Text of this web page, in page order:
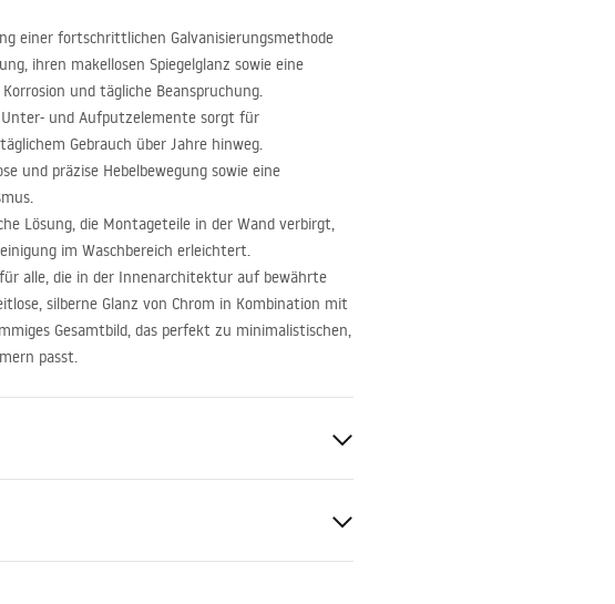
einer fortschrittlichen Galvanisierungsmethode
ihren makellosen Spiegelglanz sowie eine
und tägliche Beanspruchung.
und Aufputzelemente sorgt für
Gebrauch über Jahre hinweg.
und präzise Hebelbewegung sowie eine
Lösung, die Montageteile in der Wand verbirgt,
im Waschbereich erleichtert.
alle, die in der Innenarchitektur auf bewährte
silberne Glanz von Chrom in Kombination mit
Gesamtbild, das perfekt zu minimalistischen,
passt.
Chrom